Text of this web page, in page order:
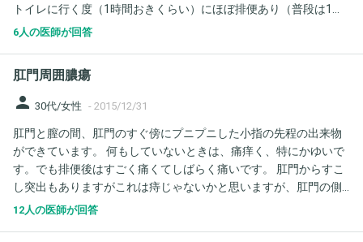
トイレに行く度（1時間おきくらい）にほぼ排便あり（普段は1日2
回）。匂いも強い。 ・当方は水様便で、腹部に違和感ありトイレ
家族内で体調不良の者もおりません。 以上のような状況ですが…
・考えられる原因はなんですか？ ・受診は必要ですか？ よろしく
6人の医師が回答
肛門周囲膿瘍
person 30代/女性 - 2015/12/31
肛門と膣の間、肛門のすぐ傍にプニプニした小指の先程の出来物
ができています。 何もしていないときは、痛痒く、特にかゆいで
す。でも排便後はすごく痛くてしばらく痛いです。 肛門からすこ
し突出もありますがこれは痔じゃないかと思いますが、肛門の側
にある出来物はなんでしょうか…肛門周囲膿瘍でしょうか？初めて
12人の医師が回答